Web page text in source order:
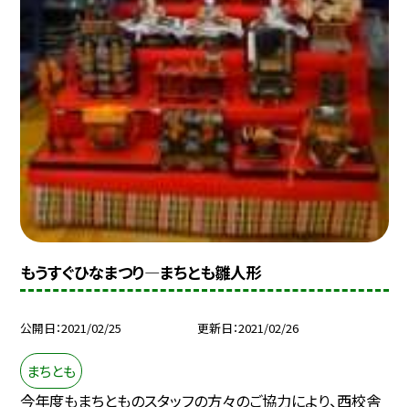
もうすぐひなまつり—まちとも雛人形
公開日 2021/02/25 更新日 2021/02/26
まちとも
今年度もまちとものスタッフの方々のご協力により、西校舎